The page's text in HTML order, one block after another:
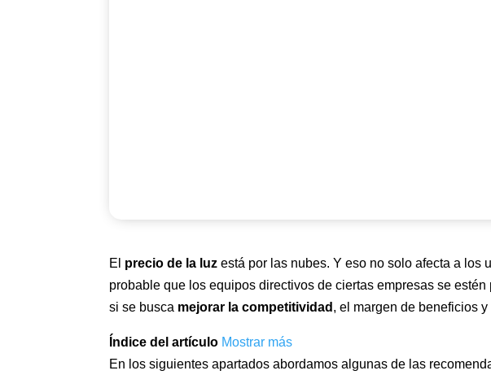
El precio de la luz está por las nubes. Y eso no solo afecta a los
probable que los equipos directivos de ciertas empresas se
si se busca mejorar la competitividad , el margen de beneficios y
Índice del artículo Mostrar más
En los siguientes apartados abordamos algunas de las